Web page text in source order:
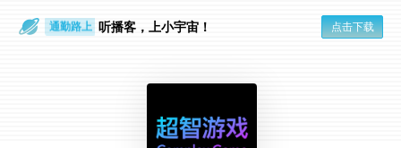
通勤路上 听播客，上小宇宙！ 点击下载